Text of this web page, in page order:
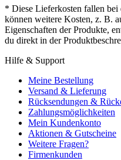
* Diese Lieferkosten fallen bei
können weitere Kosten, z. B.
Eigenschaften der Produkte,
du direkt in der
Hilfe & Support
Meine Bestellung
Versand & Lieferung
Rücksendungen &
Zahlungsmöglichkeiten
Mein Kundenkonto
Aktionen & Gutscheine
Weitere Fragen?
Firmenkunden